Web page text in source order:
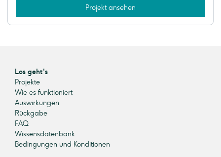
Projekt ansehen
Los geht's
Projekte
Wie es funktioniert
Auswirkungen
Rückgabe
FAQ
Wissensdatenbank
Bedingungen und Konditionen